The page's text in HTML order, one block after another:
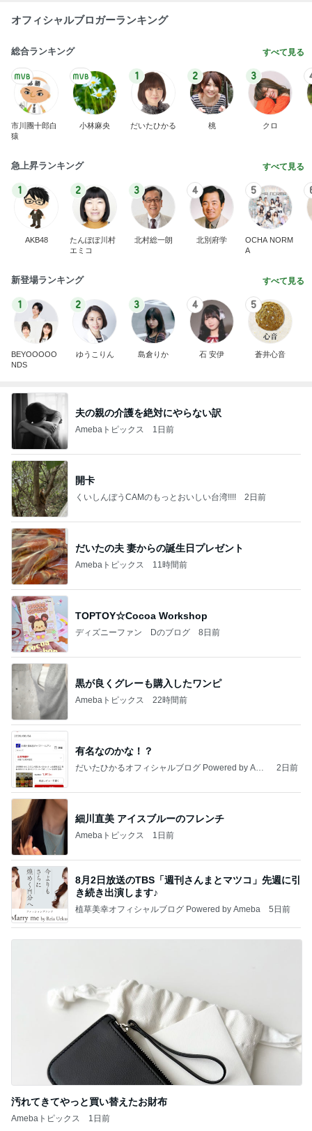
オフィシャルブロガーランキング
総合ランキング すべて見る
市川團十郎白
猿
小林麻央
1
だいたひかる
2
桃
3
クロ
急上昇ランキング すべて見る
1
AKB48
2
たんぽぽ川村
エミコ
3
北村総一朗
4
北別府学
5
OCHA NORM
A
新登場ランキング すべて見る
1
BEYOOOOO
NDS
2
ゆうこりん
3
島倉りか
4
石 安伊
5
蒼井心音
夫の親の介護を絶対にやらない訳
Amebaトピックス 1日前
開卡
くいしんぼうCAMのもっとおいしい台湾!!!! 2日前
だいたの夫 妻からの誕生日プレゼント
Amebaトピックス 11時間前
TOPTOY☆Cocoa Workshop
ディズニーファン Dのブログ 8日前
黒が良くグレーも購入したワンピ
Amebaトピックス 22時間前
有名なのかな！？
だいたひかるオフィシャルブログ Powered by Ame
2日前
細川直美 アイスブルーのフレンチ
Amebaトピックス 1日前
8月2日放送のTBS「週刊さんまとマツコ」先週に引
き続き出演します♪
植草美幸オフィシャルブログ Powered by Ameba 5日前
汚れてきてやっと買い替えたお財布
Amebaトピックス 1日前